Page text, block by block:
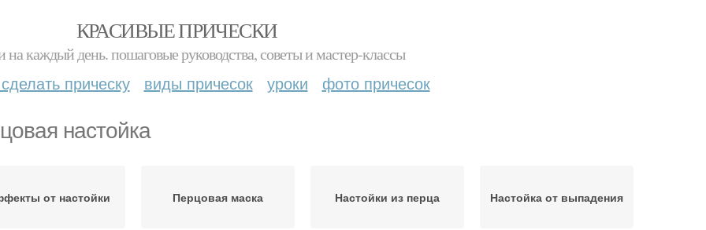
КРАСИВЫЕ ПРИЧЕСКИ
на каждый день. пошаговые руководства, советы и мастер-классы
прическу виды причесок уроки фото причесок
настойка
от настойки Перцовая маска Настойки из перца Настойка от выпадения